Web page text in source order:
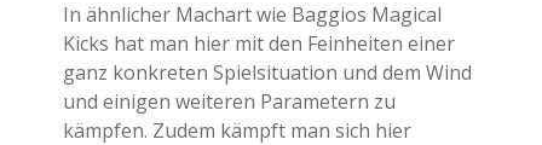
In ähnlicher Machart wie Baggios Magical
Kicks hat man hier mit den Feinheiten einer
ganz konkreten Spielsituation und dem Wind
und einigen weiteren Parametern zu
kämpfen. Zudem kämpft man sich hier